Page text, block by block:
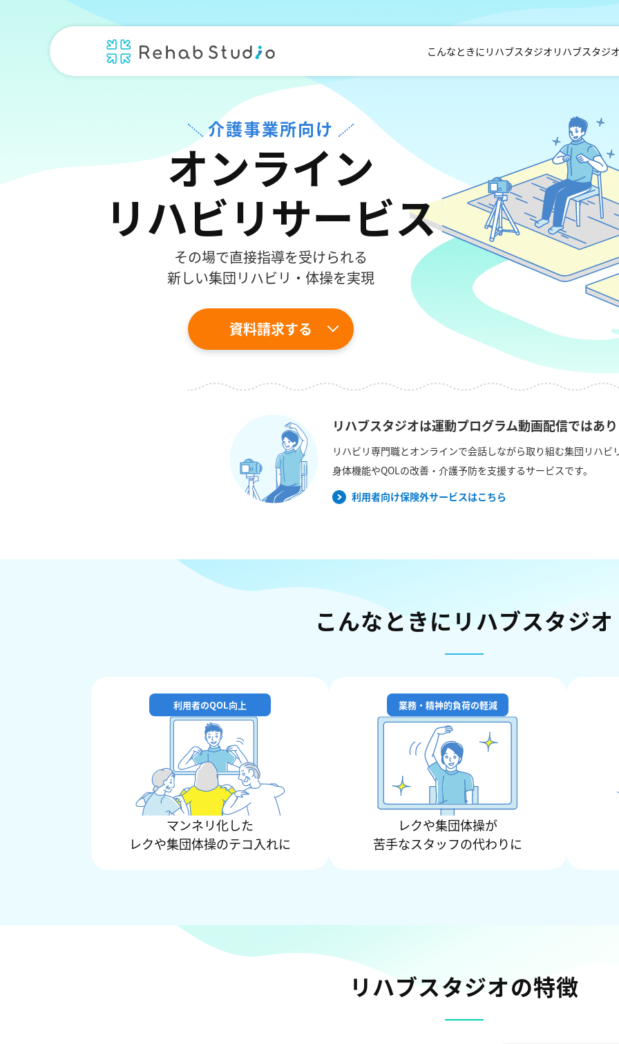
こんなときにリハブスタジオ リハブスタジ
介護事業所向け
オンライン
リハビリサービス
その場で直接指導を受けられる
新しい集団リハビリ・体操を実現
資料請求する
リハブスタジオは運動プログラム動画配信ではあ
リハビリ専門職とオンラインで会話しながら取り組む集団リハビ
身体機能やQOLの改善・介護予防を支援するサービスです。
利用者向け保険外サービスはこちら
こんなときに リハブスタジオ
利用者のQOL向上
マンネリ化した
レクや集団体操のテコ入れに
業務・精神的負荷の軽減
レクや集団体操が
苦手なスタッフの代わりに
リハブスタジオの特徴